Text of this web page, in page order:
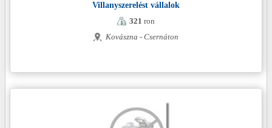
Villanyszerelést vállalok
321 ron
Kovászna - Csernáton